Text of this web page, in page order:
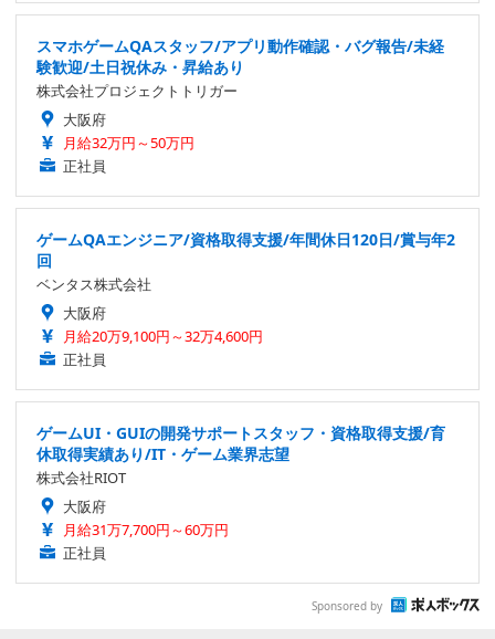
スマホゲームQAスタッフ/アプリ動作確認・バグ報告/未経
験歓迎/土日祝休み・昇給あり
株式会社プロジェクトトリガー
大阪府
月給32万円～50万円
正社員
ゲームQAエンジニア/資格取得支援/年間休日120日/賞与年2
回
ベンタス株式会社
大阪府
月給20万9,100円～32万4,600円
正社員
ゲームUI・GUIの開発サポートスタッフ・資格取得支援/育
休取得実績あり/IT・ゲーム業界志望
株式会社RIOT
大阪府
月給31万7,700円～60万円
正社員
Sponsored by